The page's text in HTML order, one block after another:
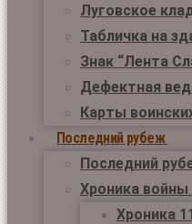
Луговское
Табличка на
Знак “Лента
Дефектная
Карты
Последний рубеж
Последний
Хроника войны
Хроника